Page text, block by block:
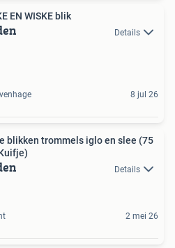
EN WISKE blik
Details
8 jul 26
blikken trommels iglo en slee (75
Details
2 mei 26